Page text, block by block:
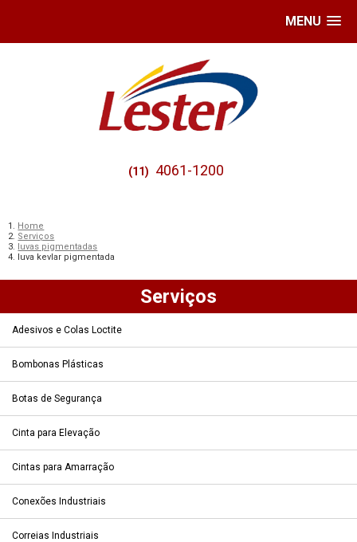
MENU
(11) 4061-1200
Home
Serviços
luvas pigmentadas
luva kevlar pigmentada
Serviços
Adesivos e Colas Loctite
Bombonas Plásticas
Botas de Segurança
Cinta para Elevação
Cintas para Amarração
Conexões Industriais
Correias Industriais